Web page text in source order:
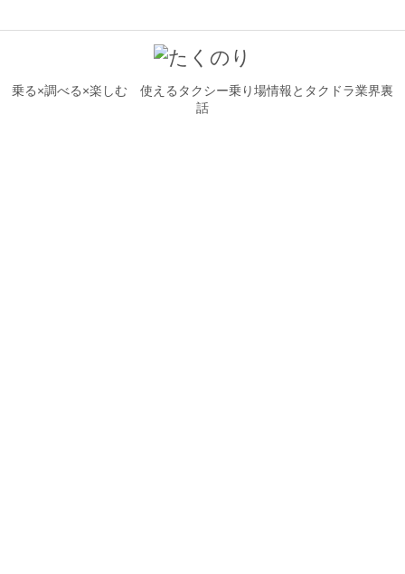
乗る×調べる×楽しむ 使えるタクシー乗り場情報とタクドラ業界裏
話